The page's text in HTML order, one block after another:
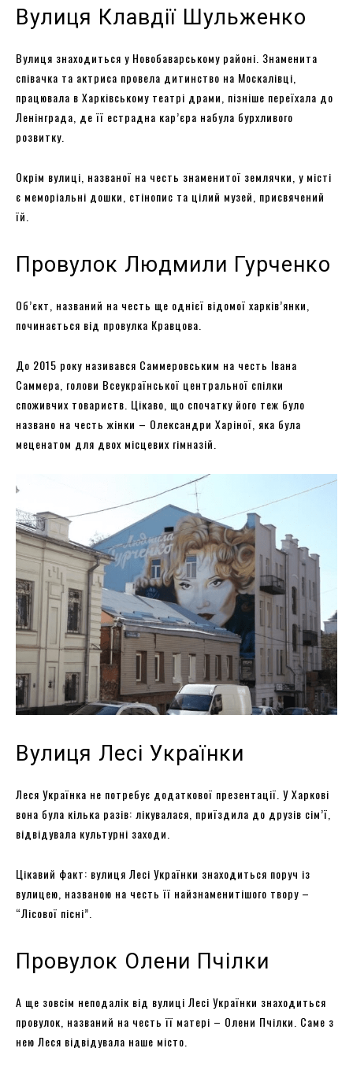
Вулиця Клавдії Шульженко
Вулиця знаходиться у Новобаварському районі. Знаменита
співачка та актриса провела дитинство на Москалівці,
працювала в Харківському театрі драми, пізніше переїхала до
Ленінграда, де її естрадна кар’єра набула бурхливого
розвитку.
Окрім вулиці, названої на честь знаменитої землячки, у місті
є меморіальні дошки, стінопис та цілий музей, присвячений
їй.
Провулок Людмили Гурченко
Об’єкт, названий на честь ще однієї відомої харків’янки,
починається від провулка Кравцова.
До 2015 року називався Саммеровським на честь Івана
Саммера, голови Всеукраїнської центральної спілки
споживчих товариств. Цікаво, що спочатку його теж було
названо на честь жінки – Олександри Харіної, яка була
меценатом для двох місцевих гімназій.
Вулиця Лесі Українки
Леся Українка не потребує додаткової презентації. У Харкові
вона була кілька разів: лікувалася, приїздила до друзів сім’ї,
відвідувала культурні заходи.
Цікавий факт: вулиця Лесі Українки знаходиться поруч із
вулицею, названою на честь її найзнаменитішого твору –
“Лісової пісні”.
Провулок Олени Пчілки
А ще зовсім неподалік від вулиці Лесі Українки знаходиться
провулок, названий на честь її матері – Олени Пчілки. Саме з
нею Леся відвідувала наше місто.